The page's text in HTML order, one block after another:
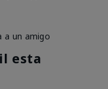
a un amigo
esta